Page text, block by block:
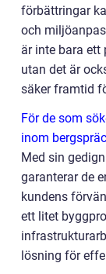
förbättringar
och
är inte bara ett
utan det är
säker framtid
För de som
inom
Med sin
garanterar de
kundens
ett litet
lösning för